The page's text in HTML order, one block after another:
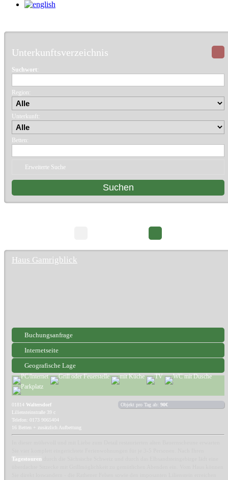
Unterkunftsverzeichnis
Suchwort:
Region:
Unterkunft:
Betten:
Erweiterte Suche
Haus Gamrigblick
Buchungsanfrage
Internetseite
Geografische Lage
01814 Waltersdorf
Liliensteinstraße 39 c
Telefon: 0173 9065404
16 Betten + zusätzlich Aufbettung
Objekt pro Tag ab: 90€
Tagestouren